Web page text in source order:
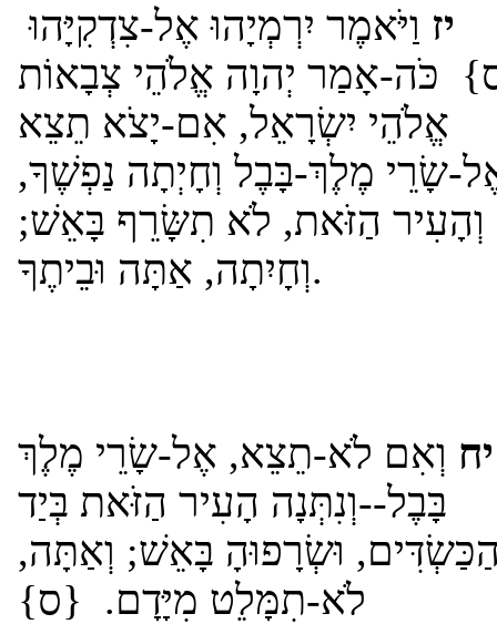
יז וַיֹּאמֶר יִרְמְיָהוּ אֶל-צִדְקִיָּהוּ
כֹּה-אָמַר יְהוָה אֱלֹהֵי צְבָאוֹת
אֱלֹהֵי יִשְׂרָאֵל, אִם-יָצֹא תֵצֵא
שָׂרֵי מֶלֶךְ-בָּבֶל וְחָיְתָה נַפְשֶׁךָ,
וְהָעִיר הַזֹּאת, לֹא תִשָּׂרֵף בָּאֵשׁ;
וְחָיִתָה, אַתָּה וּבֵיתֶךָ.
יח וְאִם לֹא-תֵצֵא, אֶל-שָׂרֵי מֶלֶךְ
בָּבֶל--וְנִתְּנָה הָעִיר הַזֹּאת בְּיַד
וּשְׂרָפוּהָ בָּאֵשׁ; וְאַתָּה,
לֹא-תִמָּלֵט מִיָּדָם. {ס}